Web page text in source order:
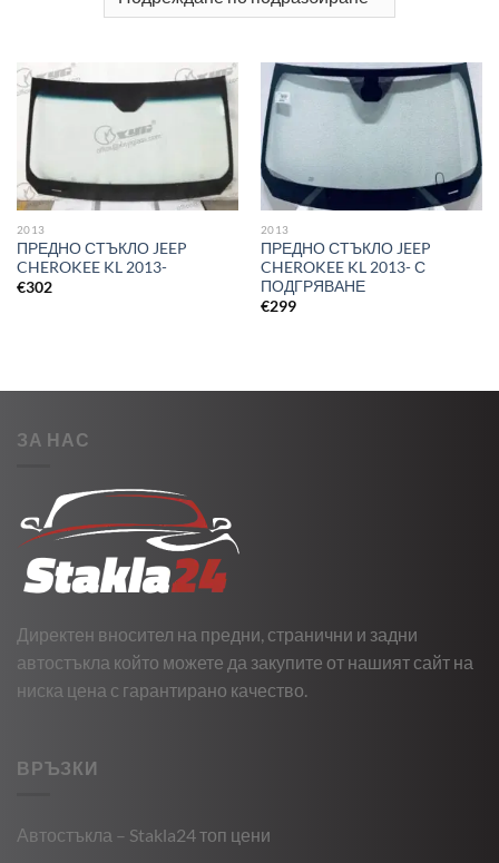
2013
ПРЕДНО СТЪКЛО JEEP
CHEROKEE KL 2013-
€302
2013
ПРЕДНО СТЪКЛО JEEP
CHEROKEE KL 2013- С
ПОДГРЯВАНЕ
€299
ЗА НАС
Директен вносител на предни, странични и задни
автостъкла който можете да закупите от нашият сайт на
ниска цена с гарантирано качество.
ВРЪЗКИ
Автостъкла – Stakla24 топ цени